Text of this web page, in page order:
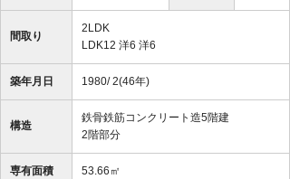
間取り
2LDK
LDK12 洋6 洋6
築年月日 1980/ 2(46年)
構造
鉄骨鉄筋コンクリート造5階建
2階部分
専有面積 53.66㎡